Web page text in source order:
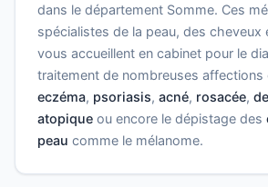
dans le département Somme. Ces
spécialistes de la peau, des cheveux
vous accueillent en cabinet pour le
traitement de nombreuses affections
eczéma, psoriasis, acné, rosacée,
atopique ou encore le dépistage des
peau comme le mélanome.